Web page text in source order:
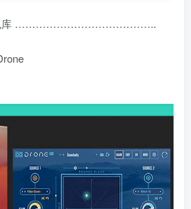
音色库 …………………………………..